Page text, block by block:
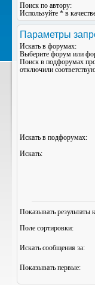
Поиск по автору:
Используйте * в
Параметры
Искать в форумах:
Выберите форум или
Поиск в подфорумах
отключили
Искать в подфорумах:
Искать:
Показывать результаты
Поле сортировки:
Искать сообщения за:
Показывать первые: